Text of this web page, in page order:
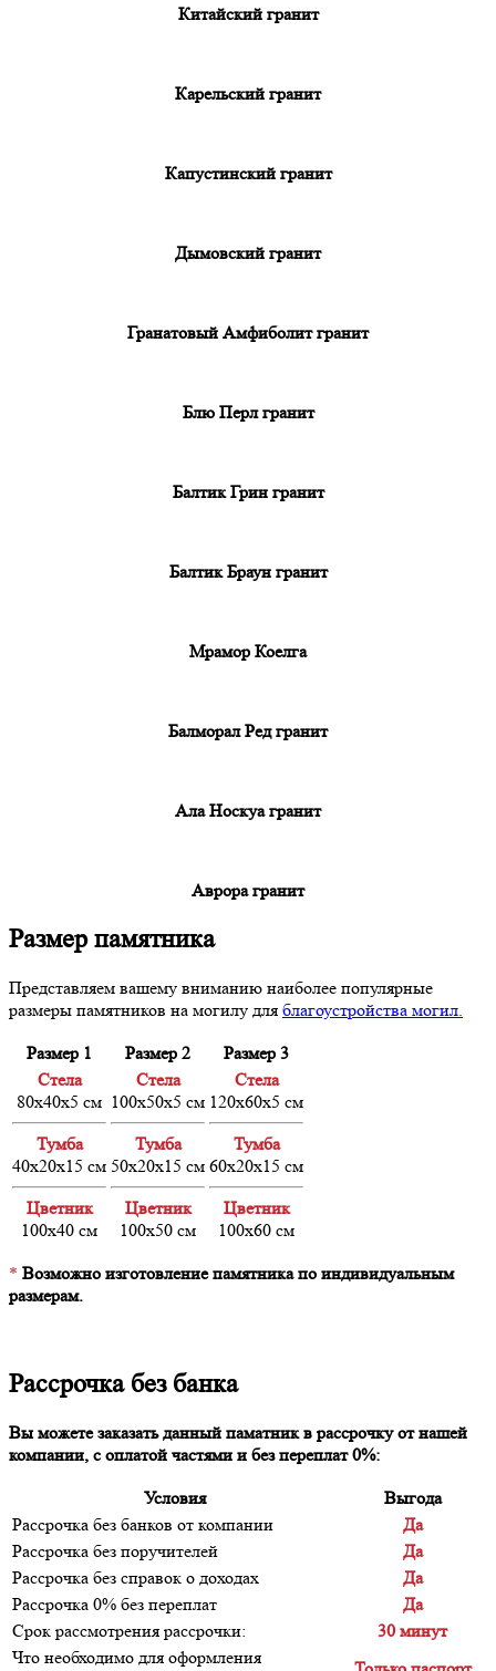
Китайский гранит
Карельский гранит
Капустинский гранит
Дымовский гранит
Гранатовый Амфиболит гранит
Блю Перл гранит
Балтик Грин гранит
Балтик Браун гранит
Мрамор Коелга
Балморал Ред гранит
Ала Носкуа гранит
Аврора гранит
Размер памятника
Представляем вашему вниманию наиболее популярные
размеры памятников на могилу для благоустройства могил.
Размер 1 Размер 2
Размер 3
Cтела
80х40х5 см
Тумба
40х20х15 см
Цветник
100х40 см
Cтела
100х50х5 см
Тумба
50х20х15 см
Цветник
100х50 см
Cтела
120х60х5 см
Тумба
60х20х15 см
Цветник
100х60 см
* Возможно изготовление памятника по индивидуальным
размерам.
Рассрочка без банка
Вы можете заказать данный паматник в рассрочку от нашей
компании, с оплатой частями и без переплат 0%:
Условия
Выгода
Рассрочка без банков от компании
Да
Рассрочка без поручителей
Да
Рассрочка без справок о доходах
Да
Рассрочка 0% без переплат
Да
Срок рассмотрения рассрочки:
30 минут
Что необходимо для оформления